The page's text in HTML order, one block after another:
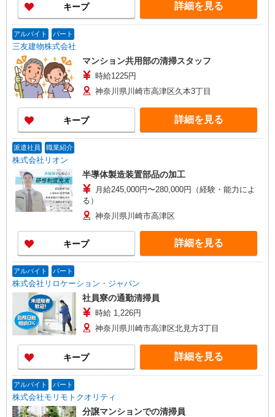
キープ 詳細を見る
アルバイト パート
三友建物株式会社
マンション共用部の清掃スタッフ
時給1225円
神奈川県川崎市高津区久本3丁目
キープ 詳細を見る
派遣社員 職業紹介
株式会社リオン
半導体製造装置部品の加工
月給245,000円〜280,000円（経験・能力によ
る）
神奈川県川崎市高津区
キープ 詳細を見る
アルバイト パート
株式会社リロケーション・ジャパン
社員寮の通勤清掃員
時給 1,226円
神奈川県川崎市高津区北見方3丁目
キープ 詳細を見る
アルバイト パート
株式会社モリモトクオリティ
分譲マンションでの清掃員